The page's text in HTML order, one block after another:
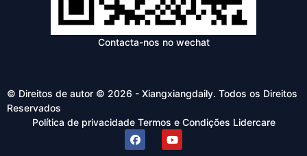
Contacta-nos no wechat
© Direitos de autor © 2026 - Xiangxiangdaily. Todos os Direitos
Reservados
Política de privacidade Termos e Condições Lidercare